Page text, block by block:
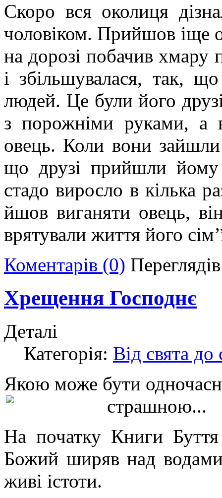
Скоро вся околиця
чоловіком. Прийшов іще
на дорозі побачив хмару
і збільшувалася, так,
людей. Це були його
з порожніми руками, а
овець. Коли вони
що друзі прийшли
стадо виросло в кілька
йшов виганяти овець,
врятували життя його
Коментарів (0)
Хрещення Господнє
Деталі
Категорія: Від свята до
Якою може бути
страшною...
На початку Книги
Божий ширяв над
живі істоти.